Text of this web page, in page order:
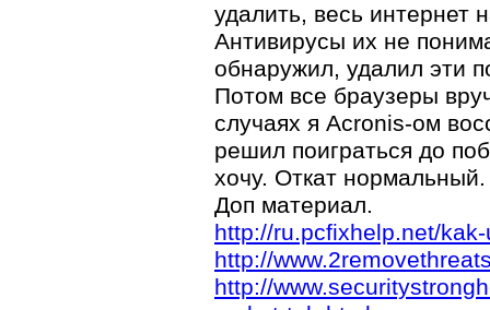
удалить, весь интернет
Антивирусы их не
обнаружил, удалил эти
Потом все браузеры
случаях я Acronis-ом
решил поиграться до
хочу. Откат нормальный.
Доп материал.
http://ru.pcfixhelp.net/
http://
http://